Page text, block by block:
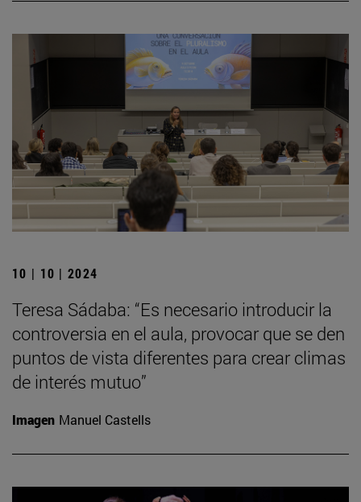
10 | 10 | 2024
Teresa Sádaba: “Es necesario introducir la
controversia en el aula, provocar que se den
puntos de vista diferentes para crear climas
de interés mutuo”
Imagen Manuel Castells